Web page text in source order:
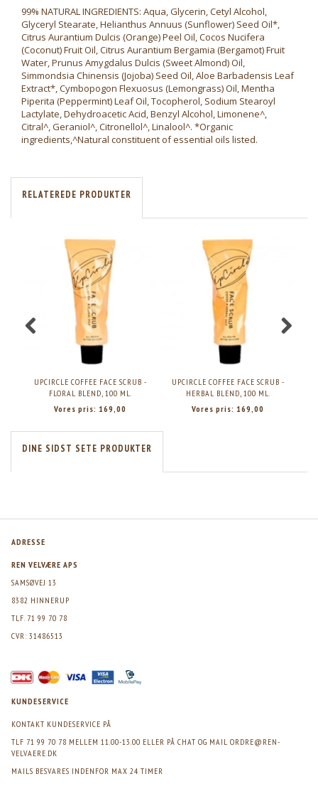
99% NATURAL INGREDIENTS: Aqua, Glycerin, Cetyl Alcohol,
Glyceryl Stearate, Helianthus Annuus (Sunflower) Seed Oil*,
Citrus Aurantium Dulcis (Orange) Peel Oil, Cocos Nucifera
(Coconut) Fruit Oil, Citrus Aurantium Bergamia (Bergamot) Fruit
Water, Prunus Amygdalus Dulcis (Sweet Almond) Oil,
Simmondsia Chinensis (Jojoba) Seed Oil, Aloe Barbadensis Leaf
Extract*, Cymbopogon Flexuosus (Lemongrass) Oil, Mentha
Piperita (Peppermint) Leaf Oil, Tocopherol, Sodium Stearoyl
Lactylate, Dehydroacetic Acid, Benzyl Alcohol, Limonene^,
Citral^, Geraniol^, Citronellol^, Linalool^. *Organic
ingredients,^Natural constituent of essential oils listed.
RELATEREDE PRODUKTER
UPCIRCLE COFFEE FACE SCRUB -
FLORAL BLEND, 100 ML.
Vores pris: 169,00
UPCIRCLE COFFEE FACE SCRUB -
HERBAL BLEND, 100 ML.
Vores pris: 169,00
DINE SIDST SETE PRODUKTER
ADRESSE
REN VELVÆRE APS
SAMSØVEJ 13
8382 HINNERUP
TLF. 71 99 70 78
CVR: 31486513
KUNDESERVICE
KONTAKT KUNDESERVICE PÅ
TLF 71 99 70 78 MELLEM 11.00-13.00 ELLER PÅ CHAT OG MAIL ORDRE@REN-
VELVAERE.DK
MAILS BESVARES INDENFOR MAX 24 TIMER